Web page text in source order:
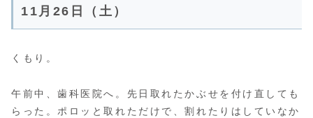
11月26日（土）
くもり。
午前中、歯科医院へ。先日取れたかぶせを付け直しても
らった。ポロッと取れただけで、割れたりはしていなか